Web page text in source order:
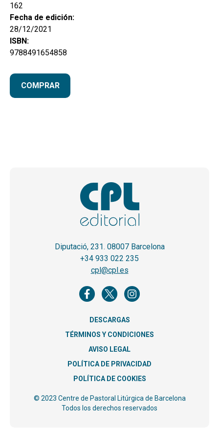
162
Fecha de edición:
28/12/2021
ISBN:
9788491654858
COMPRAR
Diputació, 231. 08007 Barcelona
+34 933 022 235
cpl@cpl.es
DESCARGAS
TÉRMINOS Y CONDICIONES
AVISO LEGAL
POLÍTICA DE PRIVACIDAD
POLÍTICA DE COOKIES
© 2023 Centre de Pastoral Litúrgica de Barcelona
Todos los derechos reservados